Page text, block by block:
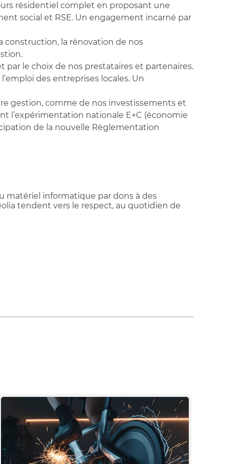
résidentiel complet en proposant une
social et RSE. Un engagement incarné par
construction, la rénovation de nos
par le choix de nos prestataires et partenaires.
des entreprises locales. Un
gestion, comme de nos investissements et
l’expérimentation nationale E+C (économie
de la nouvelle Règlementation
matériel informatique par dons à des
tendent vers le respect, au quotidien de